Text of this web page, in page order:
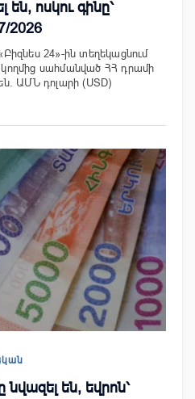
են, ոսկու գինը՝
2026
24»-ին տեղեկացնում
կողմից սահմանված ՀՀ դրամի
ԱՄՆ դոլարի (USD)
նվազել են, եվրոն՝